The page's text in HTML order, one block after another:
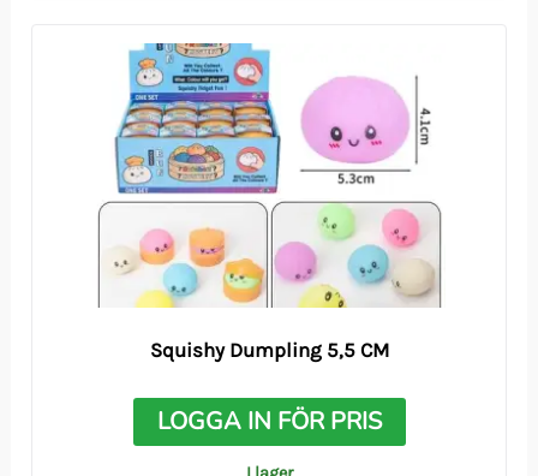
Squishy Dumpling 5,5 CM
LOGGA IN FÖR PRIS